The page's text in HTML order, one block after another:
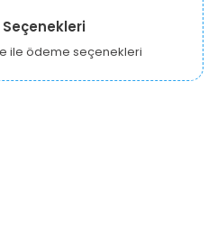
ile ödeme seçenekleri